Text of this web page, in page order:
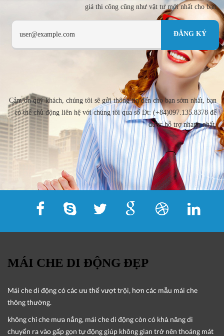
giá thi công cũng như vật tư mới nhất cho bạn
Cảm ơn quý khách, chúng tôi sẽ gửi thông tin đến cho bạn sớm nhất, bạn
có thể chủ động liên hệ với chúng tôi qua số Đt: (+84)097.135.8378 để
được hỗ trợ nhanh nhất.
MÁI CHE DI ĐỘNG ĐẸP
Mái che di độngcó các ưu thế vượt trội, hơn các mẫu mái che
thông thường.
không chỉ che mưa nắng, mái che di động còn có khả năng di
chuyển ra vào gấp gọn tự động giúp không gian trở nên thoáng mát